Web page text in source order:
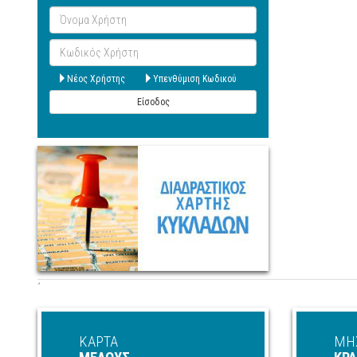
Όνομα
Χρήστη
Κωδικός
Χρήστη
Νέος Χρήστης Υπενθύμιση Κωδικού
Είσοδος
΄
ΚΑΡΤΑ